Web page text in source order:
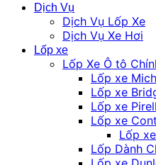
Dịch Vụ
Dịch Vụ Lốp Xe
Dịch Vụ Xe Hơi
Lốp xe
Lốp Xe Ô tô
Lốp xe
Lốp xe
Lốp xe
Lốp xe
Lốp
Lốp Dành